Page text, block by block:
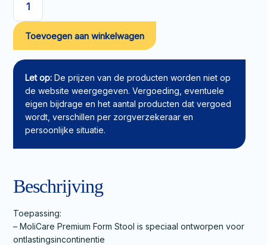
Molicare
Premium
Form
Stool
aantal
Toevoegen aan winkelwagen
Let op: De prijzen van de producten worden niet op
de website weergegeven. Vergoeding, eventuele
eigen bijdrage en het aantal producten dat vergoed
wordt, verschillen per zorgverzekeraar en
persoonlijke situatie.
Beschrijving
Toepassing:
– MoliCare Premium Form Stool is speciaal ontworpen voor
ontlastingsincontinentie